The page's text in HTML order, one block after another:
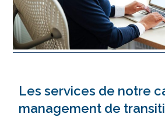
Les services de notre
management de